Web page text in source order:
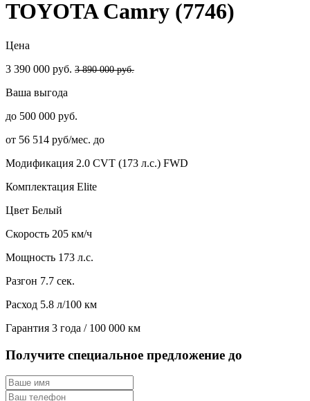
TOYOTA Camry (7746)
Цена
3 390 000 руб. 3 890 000 руб.
Ваша выгода
до 500 000 руб.
от 56 514 руб/мес. до
Модификация 2.0 CVT (173 л.с.) FWD
Комплектация Elite
Цвет Белый
Скорость 205 км/ч
Мощность 173 л.с.
Разгон 7.7 сек.
Расход 5.8 л/100 км
Гарантия 3 года / 100 000 км
Получите специальное предложение до